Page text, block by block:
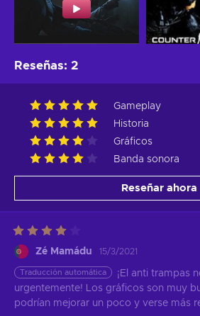
Reseñas: 2
Gameplay
Historia
Gráficos
Banda sonora
Reseñar ahora
Zé Mamádu 15/3/2021
Traducción automática
¡El anti trampas
urgentemente! Los gráficos son muy
podrían mejorar un poco y verse más